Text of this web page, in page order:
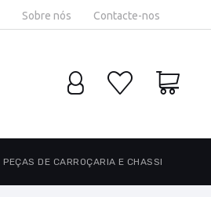
Sobre nós Contacte-nos
PEÇAS DE CARROÇARIA E CHASSI